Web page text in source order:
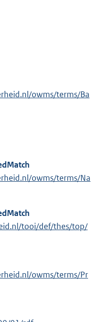
owms/terms/Ba
owms/terms/Na
tooi/def/thes/top/
owms/terms/Pr